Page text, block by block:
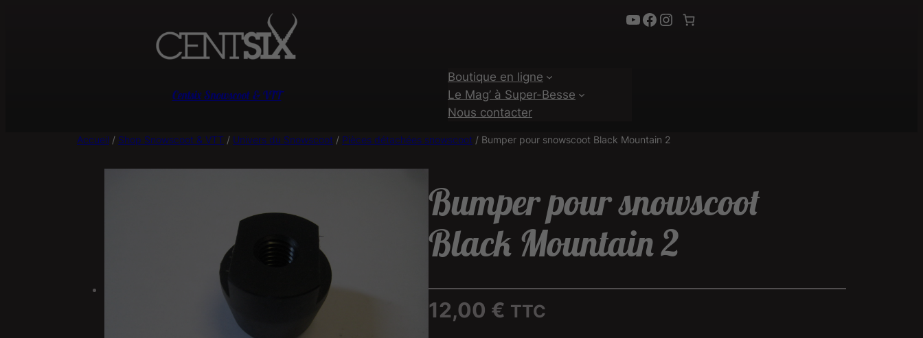
YouTube Facebook Instagram
Centsix Snowscoot & VTT
Boutique en ligne
Le Mag’ à Super-Besse
Nous contacter
Accueil / Shop Snowscoot & VTT / Univers du Snowscoot / Pièces détachées snowscoot / Bumper pour snowscoot Black Mountain 2
Bumper pour snowscoot
Black Mountain 2
12,00 € TTC